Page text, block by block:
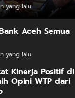
yang lalu
Aceh Semua
yang lalu
Kinerja Positif di
Opini WTP dari